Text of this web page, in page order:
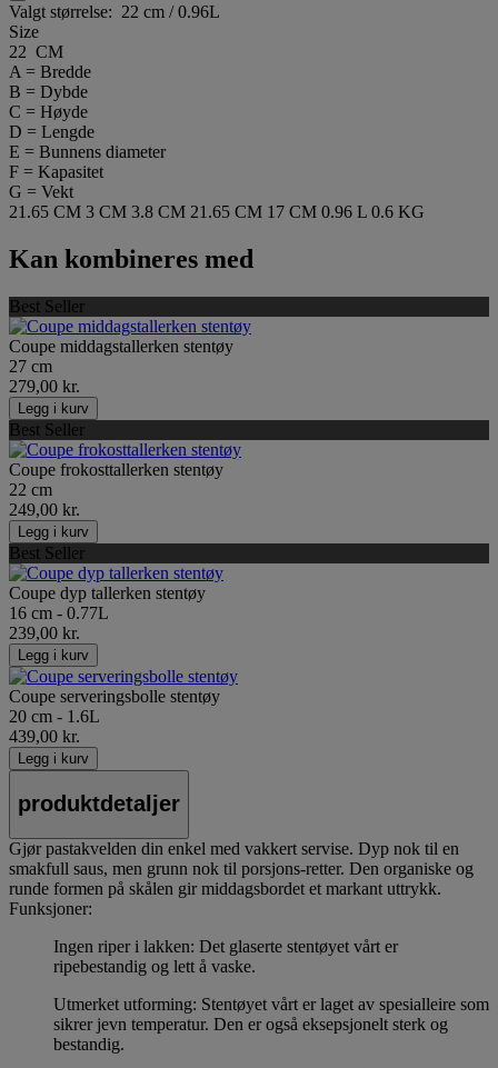
Valgt størrelse: 22 cm / 0.96L
Size
22 CM
A = Bredde
B = Dybde
C = Høyde
D = Lengde
E = Bunnens diameter
F = Kapasitet
G = Vekt
21.65 CM 3 CM 3.8 CM 21.65 CM 17 CM 0.96 L 0.6 KG
Kan kombineres med
Best Seller
Coupe middagstallerken stentøy
27 cm
279,00 kr.
Legg i kurv
Best Seller
Coupe frokosttallerken stentøy
22 cm
249,00 kr.
Legg i kurv
Best Seller
Coupe dyp tallerken stentøy
16 cm - 0.77L
239,00 kr.
Legg i kurv
Coupe serveringsbolle stentøy
20 cm - 1.6L
439,00 kr.
Legg i kurv
produktdetaljer
Gjør pastakvelden din enkel med vakkert servise. Dyp nok til en
smakfull saus, men grunn nok til porsjons-retter. Den organiske og
runde formen på skålen gir middagsbordet et markant uttrykk.
Funksjoner:
Ingen riper i lakken: Det glaserte stentøyet vårt er
ripebestandig og lett å vaske.
Utmerket utforming: Stentøyet vårt er laget av spesialleire som
sikrer jevn temperatur. Den er også eksepsjonelt sterk og
bestandig.